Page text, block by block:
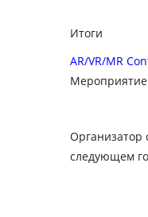
Итоги
AR/VR/MR
Мероприятие
Организатор
следующем